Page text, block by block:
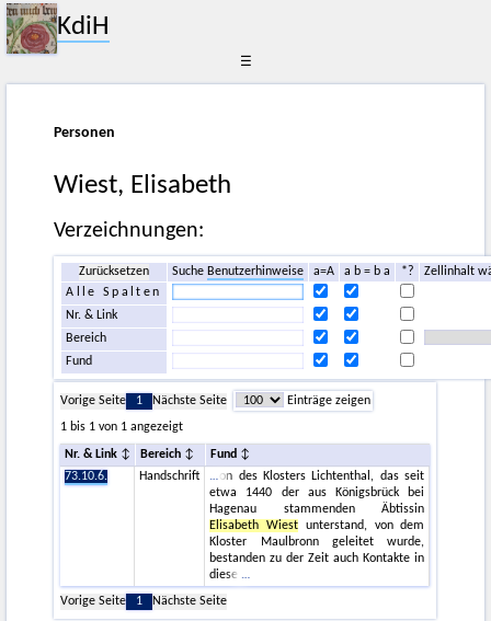
KdiH
☰
Personen
Wiest, Elisabeth
Verzeichnungen:
Zurücksetzen SucheBenutzerhinweise a=A a b = b a *?
Zellinhalt
Alle Spalten
Nr. & Link
Bereich
Fund
Vorige Seite 1 Nächste Seite
Einträge zeigen
1 bis 1 von 1 angezeigt
Nr. & Link Bereich
Fund
73.10.6.
Handschrift
on des Klosters Lichtenthal, das seit
etwa 1440 der aus Königsbrück bei
Hagenau stammenden Äbtissin
Elisabeth Wiest unterstand, von dem
Kloster Maulbronn geleitet wurde,
bestanden zu der Zeit auch Kontakte in
diese
Vorige Seite
1 Nächste Seite